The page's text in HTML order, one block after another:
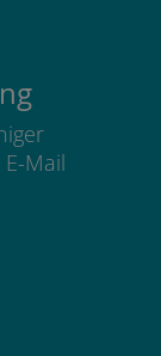
Mail